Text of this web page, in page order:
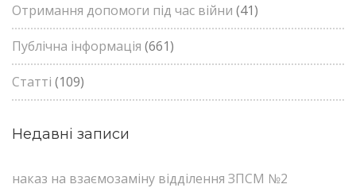
Отримання допомоги під час війни (41)
Публічна інформація (661)
Статті (109)
Недавні записи
наказ на взаємозаміну відділення ЗПСМ №2